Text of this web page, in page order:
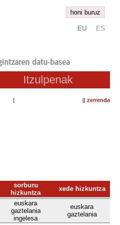
honi buruz
EU ES
Itzulpenak
| || zerrenda
sorburu
hizkuntza
xede hizkuntza
euskara
gaztelania
ingelesa
euskara
gaztelania